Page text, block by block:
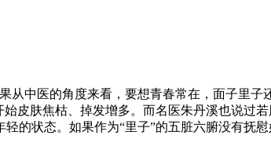
从中医的角度来看，要想青春常在，面子里子
皮肤焦枯、掉发增多。而名医朱丹溪也说过若
的状态。如果作为“里子”的五脏六腑没有抚